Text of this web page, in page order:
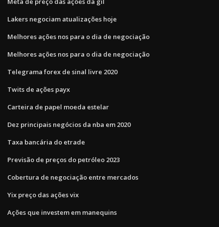
Lakers negociam atualizações hoje
Melhores ações nos para o dia de negociação
Melhores ações nos para o dia de negociação
Telegrama forex de sinal livre 2020
Twits de ações payx
Carteira de papel moeda estelar
Dez principais negócios da nba em 2020
Taxa bancária do etrade
Previsão de preços do petróleo 2023
Cobertura de negociação entre mercados
Yix preço das ações vix
Ações que investem em manequins